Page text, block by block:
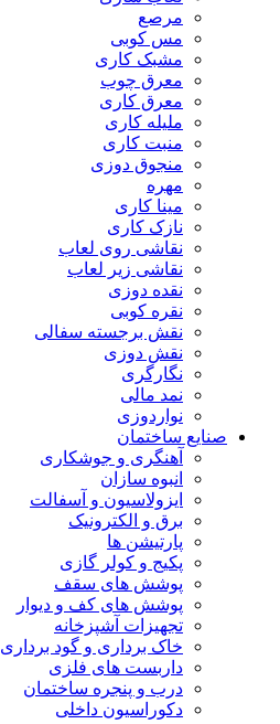
مرصع
مس کوبی
مشبک کاری
معرق چوب
معرق کاری
مليله کاری
منبت کاری
منجوق دوزی
مهره
مینا کاری
نازک کاری
نقاشی روی لعاب
نقاشی زیر لعاب
نقده دوزی
نقره کوبی
نقش برجسته سفالی
نقش دوزی
نگارگری
نمد مالی
نواردوزی
صنایع ساختمان
آهنگری و جوشکاری
انبوه سازان
ایزولاسیون و آسفالت
برق و الکترونیک
پارتیشن ها
پکیج و کولر گازی
پوشش های سقف
پوشش های کف و دیوار
تجهیزات آشپزخانه
خاک برداری و گود برداری
داربست های فلزی
درب و پنجره ساختمان
دکوراسیون داخلی